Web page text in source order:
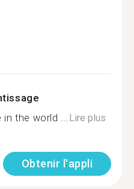
in the world ...Lire plus
Obtenir l'appli